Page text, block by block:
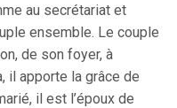
au secrétariat et
ensemble. Le couple
de son foyer, à
il apporte la grâce de
il est l’époux de